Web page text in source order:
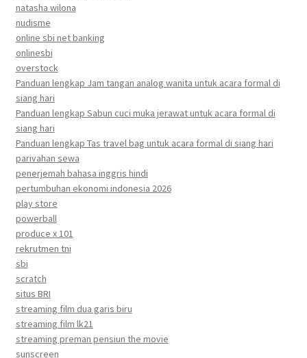
natasha wilona
nudisme
online sbi net banking
onlinesbi
overstock
Panduan lengkap Jam tangan analog wanita untuk acara formal di
siang hari
Panduan lengkap Sabun cuci muka jerawat untuk acara formal di
siang hari
Panduan lengkap Tas travel bag untuk acara formal di siang hari
parivahan sewa
penerjemah bahasa inggris hindi
pertumbuhan ekonomi indonesia 2026
play store
powerball
produce x 101
rekrutmen tni
sbi
scratch
situs BRI
streaming film dua garis biru
streaming film lk21
streaming preman pensiun the movie
sunscreen